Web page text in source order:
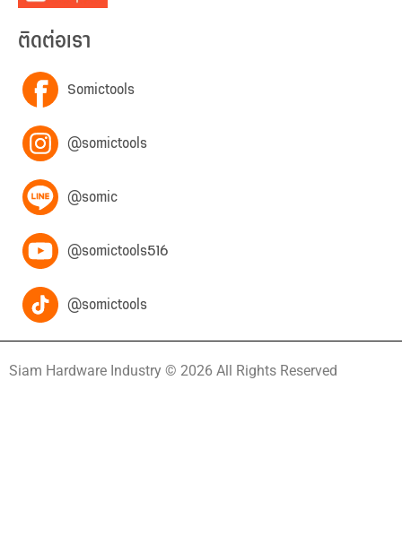
ติดต่อเรา
Somictools
@somictools
@somic
@somictools516
@somictools
Siam Hardware Industry © 2026 All Rights Reserved